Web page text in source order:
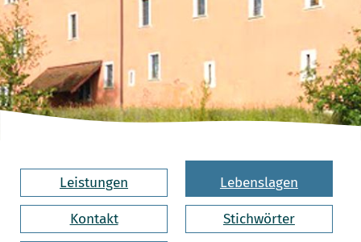
Leistungen Lebenslagen
Kontakt Stichwörter